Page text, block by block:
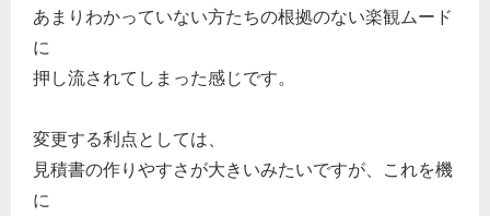
あまりわかっていない方たちの根拠のない楽観ムード
に
押し流されてしまった感じです。
変更する利点としては、
見積書の作りやすさが大きいみたいですが、これを機
に